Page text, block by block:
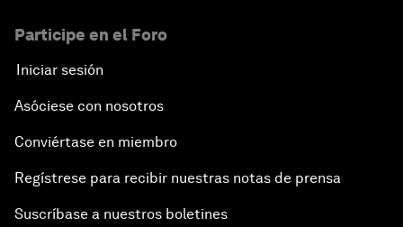
Participe en el Foro
Iniciar sesión
Asóciese con nosotros
Conviértase en miembro
Regístrese para recibir nuestras notas de prensa
Suscríbase a nuestros boletines